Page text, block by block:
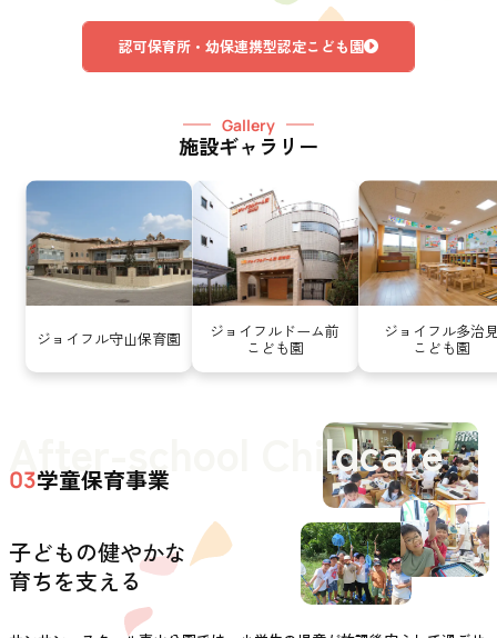
認可保育所・幼保連携型認定こども園
Gallery
施設ギャラリー
ジョイフル守山保育園 ジョイフルドーム前
こども園
ジョイフル多治
こども園
After-school Childcare
03学童保育事業
子どもの健やかな
育ちを支える